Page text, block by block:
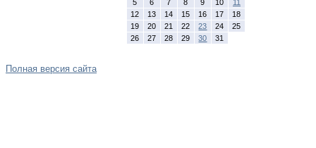
5
6 7 8 9 10
11
12
13 14 15 16 17
18
19
20 21 22 23 24
25
26
27 28 29 30 31
Полная версия сайта